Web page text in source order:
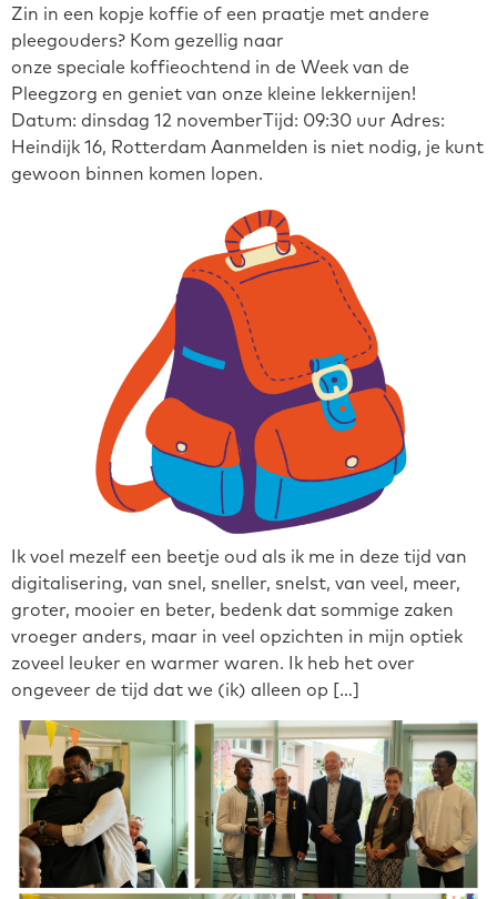
Zin in een kopje koffie of een praatje met andere
pleegouders? Kom gezellig naar
onze speciale koffieochtend in de Week van de
Pleegzorg en geniet van onze kleine lekkernijen!
Datum: dinsdag 12 novemberTijd: 09:30 uur Adres:
Heindijk 16, Rotterdam Aanmelden is niet nodig, je kunt
gewoon binnen komen lopen.
Ik voel mezelf een beetje oud als ik me in deze tijd van
digitalisering, van snel, sneller, snelst, van veel, meer,
groter, mooier en beter, bedenk dat sommige zaken
vroeger anders, maar in veel opzichten in mijn optiek
zoveel leuker en warmer waren. Ik heb het over
ongeveer de tijd dat we (ik) alleen op […]